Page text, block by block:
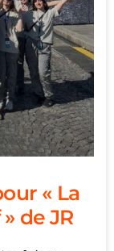
« La
de JR